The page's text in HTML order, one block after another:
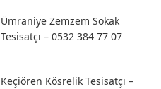
Ümraniye Zemzem Sokak
Tesisatçı – 0532 384 77 07
Keçiören Kösrelik Tesisatçı –